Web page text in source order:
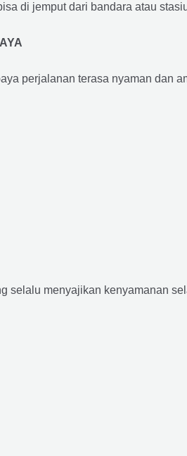
di jemput dari bandara atau
perjalanan terasa nyaman dan
selalu menyajikan kenyamanan